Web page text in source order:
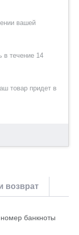
вашей
в течение 14
товар придет в
возврат
банкноты